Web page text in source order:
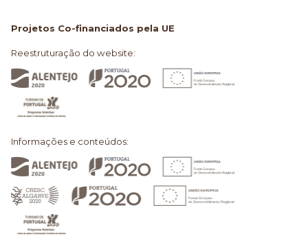
Projetos Co-financiados pela UE
Reestruturação do website:
Informações e conteúdos: